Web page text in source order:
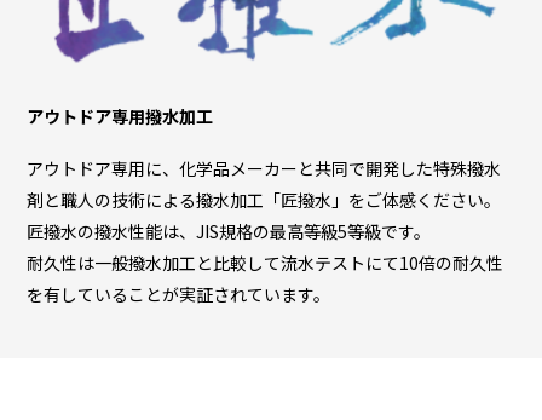
アウトドア専用撥水加工
アウトドア専用に、化学品メーカーと共同で開発した特殊撥水
剤と職人の技術による撥水加工「匠撥水」をご体感ください。
匠撥水の撥水性能は、JIS規格の最高等級5等級です。
耐久性は一般撥水加工と比較して流水テストにて10倍の耐久性
を有していることが実証されています。